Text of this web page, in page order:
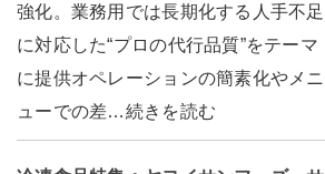
強化。業務用では長期化する人手不足
に対応した“プロの代行品質”をテーマ
に提供オペレーションの簡素化やメニ
ューでの差…続きを読む